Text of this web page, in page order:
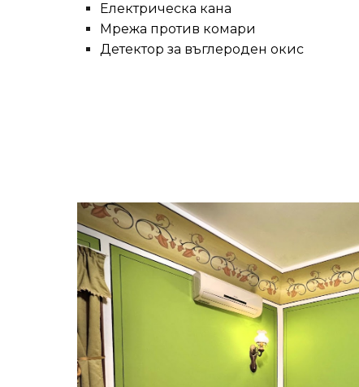
Електрическа кана
Мрежа против комари
Детектор за въглероден окис